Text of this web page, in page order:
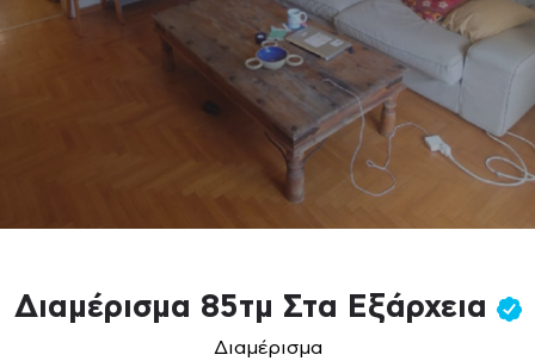
Διαμέρισμα 85τμ Στα Εξάρχεια
Διαμέρισμα